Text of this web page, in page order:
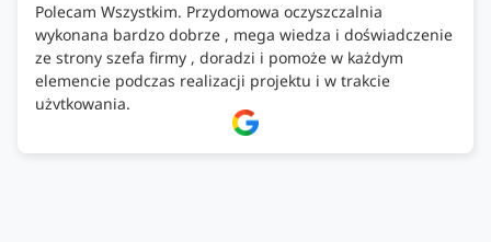
Polecam Wszystkim. Przydomowa oczyszczalnia
wykonana bardzo dobrze , mega wiedza i doświadczenie
ze strony szefa firmy , doradzi i pomoże w każdym
elemencie podczas realizacji projektu i w trakcie
użytkowania.
Firma godna zaufania. Tak trzymać!